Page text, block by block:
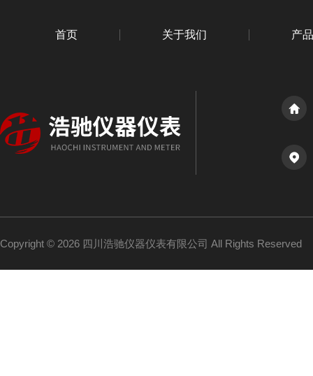
首页 关于我们 产
Copyright © 2026 四川浩驰仪器仪表有限公司 All Rights Reserved